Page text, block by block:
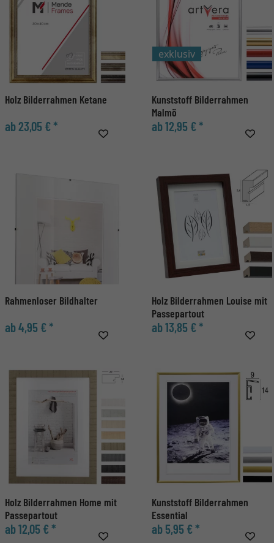
Holz Bilderrahmen Ketane
ab 23,05 € *
Kunststoff Bilderrahmen
Malmö
ab 12,95 € *
exklusiv
Rahmenloser Bildhalter
ab 4,95 € *
Holz Bilderrahmen Louise mit
Passepartout
ab 13,85 € *
Holz Bilderrahmen Home mit
Passepartout
ab 12,05 € *
Kunststoff Bilderrahmen
Essential
ab 5,95 € *